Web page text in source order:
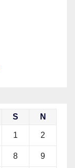
S N
1 2
8 9